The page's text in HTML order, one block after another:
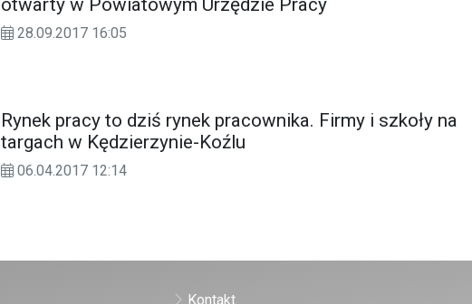
otwarty w Powiatowym Urzędzie Pracy
28.09.2017 16:05
Rynek pracy to dziś rynek pracownika. Firmy i szkoły na
targach w Kędzierzynie-Koźlu
06.04.2017 12:14
Kontakt